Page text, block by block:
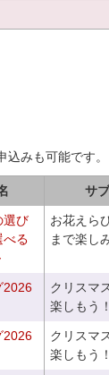
みも可能です。
サ
選び
べる
お花えら
まで楽し
2026
クリスマ
楽しもう
2026
クリスマ
楽しもう